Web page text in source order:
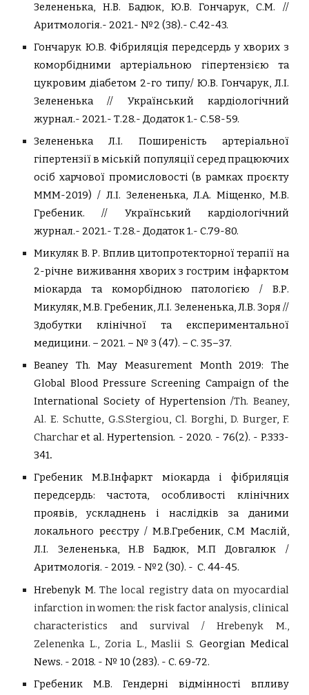
Зелененька, Н.В. Бадюк, Ю.В. Гончарук, С.М. //
Аритмологія.- 2021.- №2 (38).- С.42-43.
Гончарук Ю.В. Фібриляція передсердь у хворих з
коморбідними артеріальною гіпертензією та
цукровим діабетом 2-го типу/ Ю.В. Гончарук, Л.І.
Зелененька// Український кардіологічний
журнал.- 2021.- Т.28.- Додаток 1.- С.58-59.
Зелененька Л.І. Поширеність артеріальної
гіпертензії в міській популяції серед працюючих
осіб харчової промисловості (в рамках проєкту
МММ-2019) /Л.І. Зелененька, Л.А. Міщенко, М.В.
Гребеник. // Український кардіологічний
журнал.- 2021.- Т.28.- Додаток 1.- С.79-80.
Микуляк В. Р. Вплив цитопротекторної терапії на
2-річне виживання хворих з гострим інфарктом
міокарда та коморбідною патологією / В.Р.
Микуляк, М.В. Гребеник, Л.І. Зелененька, Л.В. Зоря //
Здобутки клінічної та експериментальної
медицини. – 2021. – № 3 (47). – С. 35–37.
Beaney Th. May Measurement Month 2019: The
Global Blood Pressure Screening Campaign of the
International Society of Hypertension /Th. Beaney,
Al. E. Schutte, G.S.Stergiou, Cl. Borghi, D. Burger, F.
Charcharet al. Hypertension. - 2020. - 76(2). - P.333-
341.
Гребеник М.В.Інфаркт міокарда і фібриляція
передсердь: частота, особливості клінічних
проявів, ускладнень і наслідків за даними
локального реєстру / М.В.Гребеник, С.М Маслій,
Л.І. Зелененька, Н.В Бадюк, М.П Довгалюк /
Аритмологія. - 2019. - №2 (30). - С. 44-45.
Hrebenyk M. The local registry data on myocardial
infarction in women: the risk factor analysis, clinical
characteristics and survival / Hrebenyk M.,
Zelenenka L., Zoria L., Maslii S. Georgian Medical
News. - 2018. - № 10 (283). - С. 69-72.
Гребеник М.В. Гендерні відмінності впливу